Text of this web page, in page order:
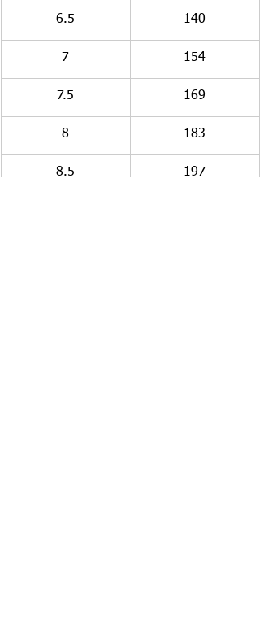
6.5 140
7 154
7.5 169
8 183
8.5 197